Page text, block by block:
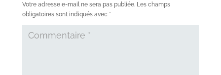
Votre adresse e-mail ne sera pas publiée. Les champs
obligatoires sont indiqués avec *